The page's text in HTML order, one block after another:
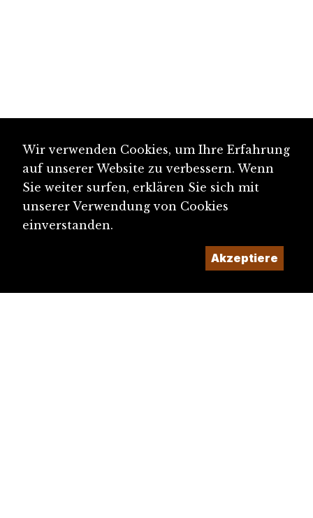
Wir verwenden Cookies, um Ihre Erfahrung
auf unserer Website zu verbessern. Wenn
Sie weiter surfen, erklären Sie sich mit
unserer Verwendung von Cookies
einverstanden.
Akzeptiere